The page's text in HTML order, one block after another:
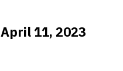
April 11, 2023